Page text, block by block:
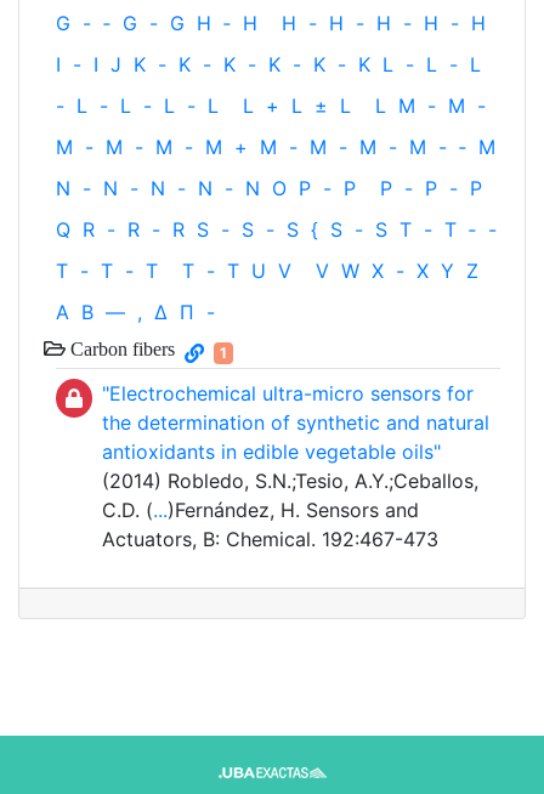
G - ‐ G - G H ‐ H H - H - H - H - H
I - I J K - K - K - K - K - K L - L - L
- L - L - L - L L + L ± L L M - M -
M - M - M - M + M - M - M - M - ‐ M
N - N - N - N - N O P - P P - P - P
Q R - R - R S - S - S { S - S T - T ‐ -
T - T - T T - T U V V W X - X Y Z
Α Β — , Δ Π -
Carbon fibers 1
"Electrochemical ultra-micro sensors for
the determination of synthetic and natural
antioxidants in edible vegetable oils"
(2014) Robledo, S.N.;Tesio, A.Y.;Ceballos,
C.D. (...)Fernández, H. Sensors and
Actuators, B: Chemical. 192:467-473